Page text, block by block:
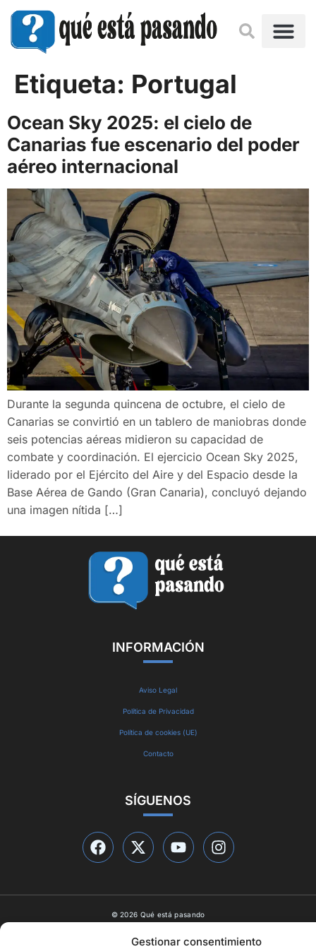
Gestionar consentimiento
Etiqueta: Portugal
Ocean Sky 2025: el cielo de
Canarias fue escenario del poder
aéreo internacional
Durante la segunda quincena de octubre, el cielo de
Canarias se convirtió en un tablero de maniobras donde
seis potencias aéreas midieron su capacidad de
combate y coordinación. El ejercicio Ocean Sky 2025,
liderado por el Ejército del Aire y del Espacio desde la
Base Aérea de Gando (Gran Canaria), concluyó dejando
una imagen nítida […]
INFORMACIÓN
Aviso Legal
Política de Privacidad
Política de cookies (UE)
Contacto
SÍGUENOS
© 2026 Qué está pasando